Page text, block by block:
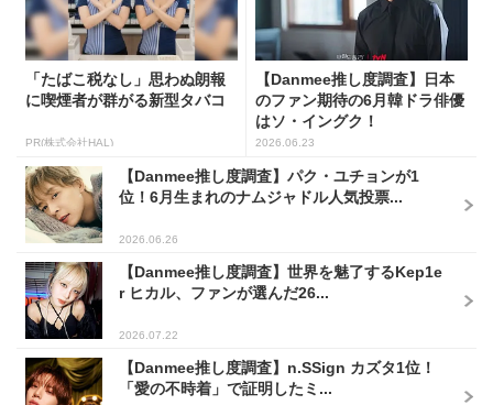
「たばこ税なし」思わぬ朗報
に喫煙者が群がる新型タバコ
PR(株式会社HAL)
【Danmee推し度調査】日本
のファン期待の6月韓ドラ俳優
はソ・イングク！
2026.06.23
【Danmee推し度調査】パク・ユチョンが1
位！6月生まれのナムジャドル人気投票...
2026.06.26
【Danmee推し度調査】世界を魅了するKep1e
r ヒカル、ファンが選んだ26...
2026.07.22
【Danmee推し度調査】n.SSign カズタ1位！
「愛の不時着」で証明したミ...